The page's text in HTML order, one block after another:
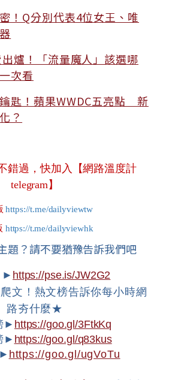
！Q分別代表4位女王、唯
爐！「流量魔人」該選哪
次看
匙！蘋果WWDC五亮點 新
？
錯過，快加入【網路溫度計
telegram】
https://t.me/dailyviewtw
https://t.me/dailyviewhk
題？請不要猶豫告訴我們吧
► https://pse.is/JW2G2
文！熱文榜告訴你每小時網
路夯什麼★
► https://goo.gl/3FtkKq
► https://goo.gl/q83kus
https://goo.gl/ugVoTu